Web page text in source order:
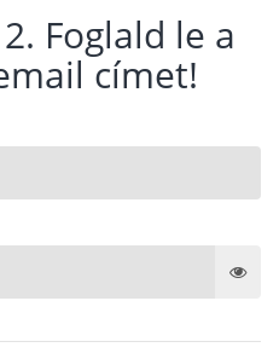
Foglald le a
címet!